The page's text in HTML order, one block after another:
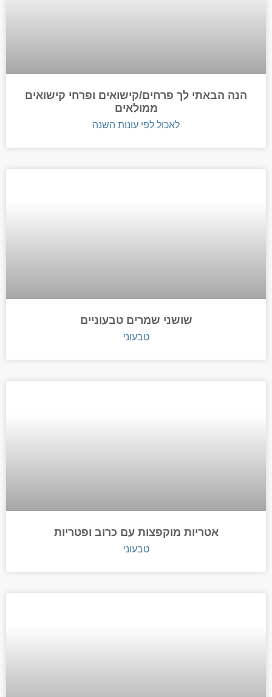
הנה הבאתי לך פרחים/קישואים ופרחי קישואים
ממולאים
לאכול לפי עונות השנה
שושני שמרים טבעוניים
טבעוני
אטריות מוקפצות עם כרוב ופטריות
טבעוני